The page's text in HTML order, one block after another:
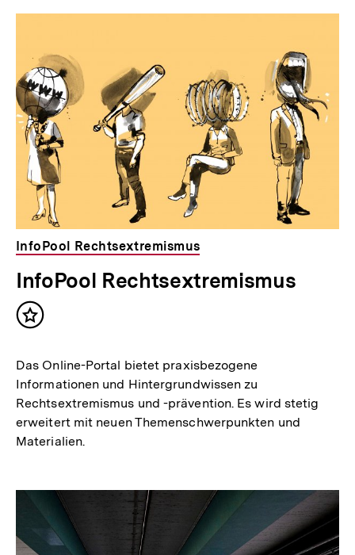
zur
Thematik
InfoPool Rechtsextremismus
InfoPool Rechtsextremismus
Inhalt
Das Online-Portal bietet praxisbezogene
Informationen und Hintergrundwissen zu
Rechtsextremismus und -prävention. Es wird stetig
erweitert mit neuen Themenschwerpunkten und
Materialien.